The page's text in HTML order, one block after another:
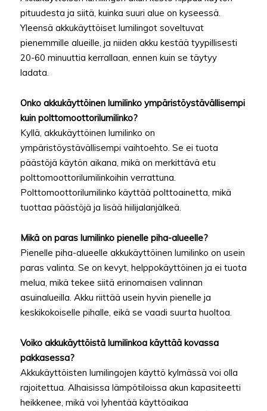
pituudesta ja siitä, kuinka suuri alue on kyseessä.
Yleensä akkukäyttöiset lumilingot soveltuvat
pienemmille alueille, ja niiden akku kestää tyypillisesti
20-60 minuuttia kerrallaan, ennen kuin se täytyy
ladata.
Onko akkukäyttöinen lumilinko ympäristöystävällisempi
kuin polttomoottorilumilinko?
Kyllä, akkukäyttöinen lumilinko on
ympäristöystävällisempi vaihtoehto. Se ei tuota
päästöjä käytön aikana, mikä on merkittävä etu
polttomoottorilumilinkoihin verrattuna.
Polttomoottorilumilinko käyttää polttoainetta, mikä
tuottaa päästöjä ja lisää hiilijalanjälkeä.
Mikä on paras lumilinko pienelle piha-alueelle?
Pienelle piha-alueelle akkukäyttöinen lumilinko on usein
paras valinta. Se on kevyt, helppokäyttöinen ja ei tuota
melua, mikä tekee siitä erinomaisen valinnan
asuinalueilla. Akku riittää usein hyvin pienelle ja
keskikokoiselle pihalle, eikä se vaadi suurta huoltoa.
Voiko akkukäyttöistä lumilinkoa käyttää kovassa
pakkasessa?
Akkukäyttöisten lumilingojen käyttö kylmässä voi olla
rajoitettua. Alhaisissa lämpötiloissa akun kapasiteetti
heikkenee, mikä voi lyhentää käyttöaikaa